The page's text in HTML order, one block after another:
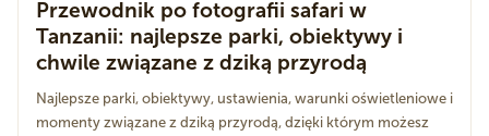
Przewodnik po fotografii safari w
Tanzanii: najlepsze parki, obiektywy i
chwile związane z dziką przyrodą
Najlepsze parki, obiektywy, ustawienia, warunki oświetleniowe i
momenty związane z dziką przyrodą, dzięki którym możesz